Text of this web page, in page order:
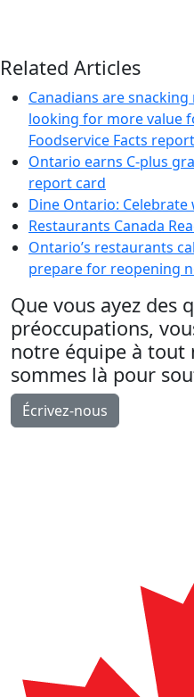
Related Articles
Canadians are
looking for more value
Foodservice Facts report
Ontario earns C-plus
report card
Dine Ontario:
Restaurants Canada
Ontario’s restaurants
prepare for reopening
Que vous ayez des
préoccupations,
notre équipe à tout
sommes là pour
Écrivez-nous